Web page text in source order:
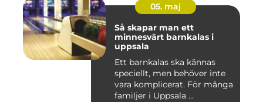
05. maj
Så skapar man ett
minnesvärt barnkalas i
uppsala
Ett barnkalas ska kännas
speciellt, men behöver inte
vara komplicerat. För många
familjer i Uppsala ...